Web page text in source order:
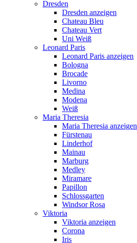
Dresden
Dresden anzeigen
Chateau Bleu
Chateau Vert
Uni Weiß
Leonard Paris
Leonard Paris anzeigen
Bologna
Brocade
Livorno
Medina
Modena
Weiß
Maria Theresia
Maria Theresia anzeigen
Fürstenau
Linderhof
Mainau
Marburg
Medley
Miramare
Papillon
Schlossgarten
Windsor Rosa
Viktoria
Viktoria anzeigen
Corona
Iris